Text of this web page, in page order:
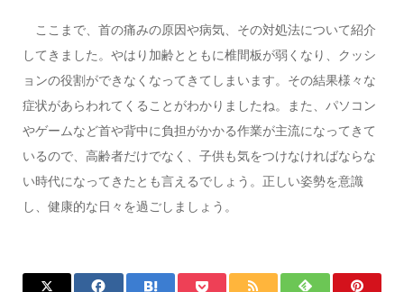
ここまで、首の痛みの原因や病気、その対処法について紹介
してきました。やはり加齢とともに椎間板が弱くなり、クッシ
ョンの役割ができなくなってきてしまいます。その結果様々な
症状があらわれてくることがわかりましたね。また、パソコン
やゲームなど首や背中に負担がかかる作業が主流になってきて
いるので、高齢者だけでなく、子供も気をつけなければならな
い時代になってきたとも言えるでしょう。正しい姿勢を意識
し、健康的な日々を過ごしましょう。